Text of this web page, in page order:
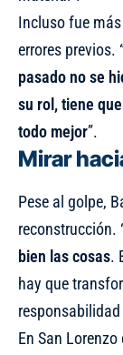
Incluso fue
errores previos.
pasado no se
su rol, tiene
todo mejor”.
Mirar
Pese al golpe,
reconstrucción.
bien las cosas.
hay que
En San